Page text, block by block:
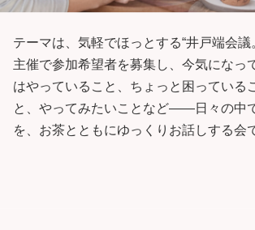
テーマは、気軽でほっとする“井戸端会
主催で参加希望者を募集し、今気になっ
はやっていること、ちょっと困っている
と、やってみたいことなど——日々の中
を、お茶とともにゆっくりお話しする会